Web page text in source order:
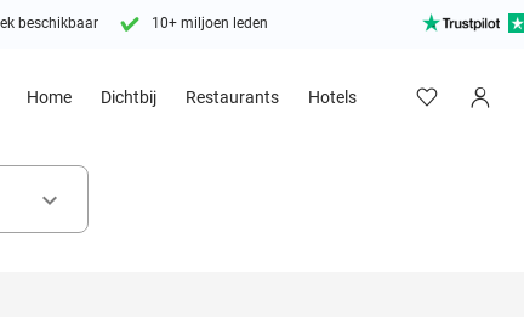
beschikbaar 10+ miljoen leden
Home Dichtbij Restaurants Hotels
keyboard_arrow_down